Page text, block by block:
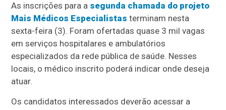
As inscrições para a segunda chamada do projeto
Mais Médicos Especialistas terminam nesta
sexta-feira (3). Foram ofertadas quase 3 mil vagas
em serviços hospitalares e ambulatórios
especializados da rede pública de saúde. Nesses
locais, o médico inscrito poderá indicar onde deseja
atuar.
Os candidatos interessados deverão acessar a